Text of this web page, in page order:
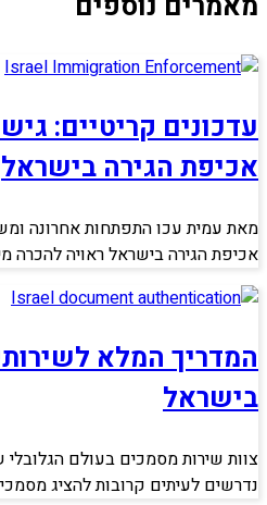
עדכונים קריטיים:
אכיפת הגירה בישראל
מאת עמית עכו התפתחות אחרונה
אכיפת הגירה בישראל ראויה להכרה
המדריך המלא
בישראל
צוות שירות מסמכים בעולם הגלובלי
נדרשים לעיתים קרובות להציג